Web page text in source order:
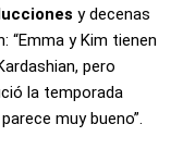
y decenas
“Emma y Kim tienen
pero
la temporada
muy bueno”.